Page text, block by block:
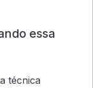
essa
técnica